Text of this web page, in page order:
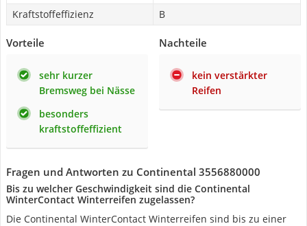
Kraftstoffeffizienz
B
Vorteile
sehr kurzer
Bremsweg bei Nässe
besonders
kraftstoffeffizient
Nachteile
kein verstärkter
Reifen
Fragen und Antworten zu Continental 3556880000
Bis zu welcher Geschwindigkeit sind die Continental
WinterContact Winterreifen zugelassen?
Die Continental WinterContact Winterreifen sind bis zu einer